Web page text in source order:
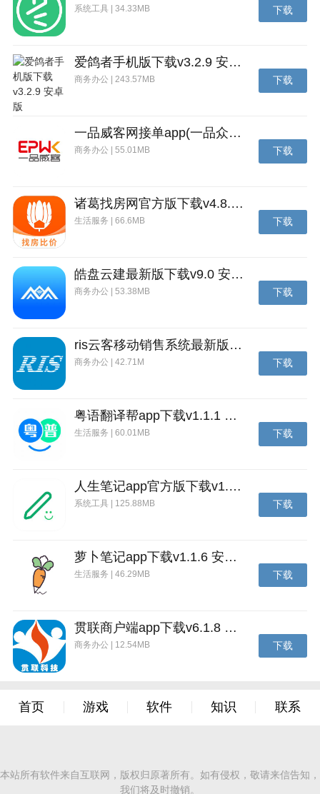
4、我的页面集中查看个人资讯动态、积分中心、视频
资源库及邀请好友注册等活动入口。
计支宝软件官方版特色
手机端移动办公，帮助用户更方便快捷的工作，提高工
作效率；
系统工具 | 34.33MB 下载
爱鸽者手机版下载v3.2.9 安卓版
商务办公 | 243.57MB 下载
一品威客网接单app(一品众包)下载v2.7.1 安卓最新版
商务办公 | 55.01MB 下载
诸葛找房网官方版下载v4.8.1.1 安卓最新版
生活服务 | 66.6MB 下载
皓盘云建最新版下载v9.0 安卓版
商务办公 | 53.38MB 下载
ris云客移动销售系统最新版下载v1.1.25 安卓手机版
商务办公 | 42.71M 下载
粤语翻译帮app下载v1.1.1 安卓版
生活服务 | 60.01MB 下载
人生笔记app官方版下载v1.19.4 安卓版
系统工具 | 125.88MB 下载
萝卜笔记app下载v1.1.6 安卓版
生活服务 | 46.29MB 下载
贯联商户端app下载v6.1.8 安卓版
商务办公 | 12.54MB 下载
首页 游戏 软件 知识 联系
本站所有软件来自互联网，版权归原著所有。如有侵权，敬请来信告知，
我们将及时撤销。